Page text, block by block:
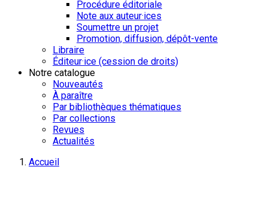
Procédure éditoriale
Note aux auteur·ices
Soumettre un projet
Promotion, diffusion, dépôt-vente
Libraire
Éditeur·ice (cession de droits)
Notre catalogue
Nouveautés
À paraître
Par bibliothèques thématiques
Par collections
Revues
Actualités
Accueil